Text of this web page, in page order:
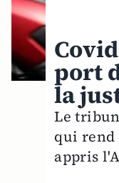
port
la
Le
qui rend
appris